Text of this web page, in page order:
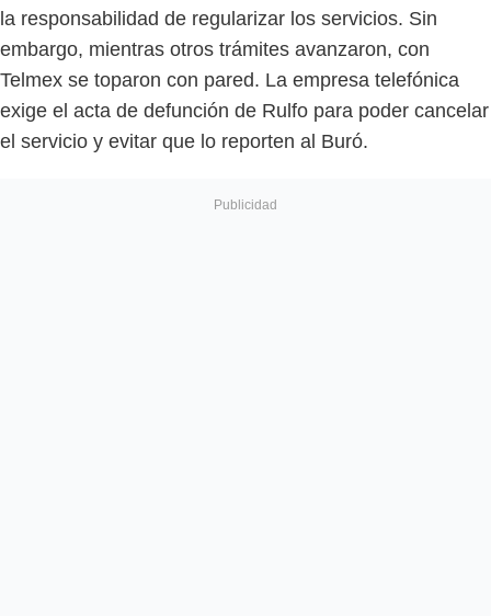
la responsabilidad de regularizar los servicios. Sin
embargo, mientras otros trámites avanzaron, con
Telmex se toparon con pared. La empresa telefónica
exige el acta de defunción de Rulfo para poder cancelar
el servicio y evitar que lo reporten al Buró.